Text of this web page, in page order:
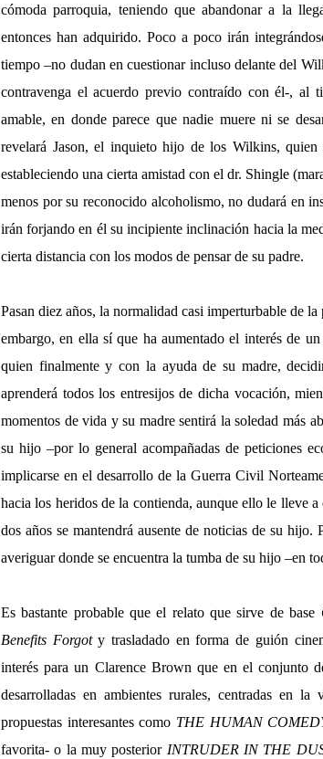
cómoda parroquia, teniendo que abandonar a la
entonces han adquirido. Poco a poco irán
tiempo –no dudan en cuestionar incluso delante del
contravenga el acuerdo previo contraído con él-, al
amable, en donde parece que nadie muere ni se
revelará Jason, el inquieto hijo de los Wilkins, quien
estableciendo una cierta amistad con el dr. Shingle
menos por su reconocido alcoholismo, no dudará en
irán forjando en él su incipiente inclinación hacia la
cierta distancia con los modos de pensar de su padre.
Pasan diez años, la normalidad casi imperturbable de
embargo, en ella sí que ha aumentado el interés de
quien finalmente y con la ayuda de su madre,
aprenderá todos los entresijos de dicha vocación,
momentos de vida y su madre sentirá la soledad más
su hijo –por lo general acompañadas de peticiones
implicarse en el desarrollo de la Guerra Civil
hacia los heridos de la contienda, aunque ello le lleve
dos años se mantendrá ausente de noticias de su
averiguar donde se encuentra la tumba de su hijo –en
Es bastante probable que el relato que sirve de base
Benefits Forgoty trasladado en forma de guión
interés para un Clarence Brown que en el conjunto
desarrolladas en ambientes rurales, centradas en
propuestas interesantes como THE HUMAN
favorita- o la muy posterior INTRUDER IN THE